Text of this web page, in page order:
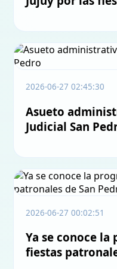
2026-06-27 02:45:30
Asueto
Judicial San
2026-06-27 00:02:51
Ya se conoce
fiestas